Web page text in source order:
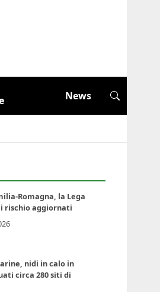
News
Romagna, la Lega
rischio aggiornati
nidi in calo in
circa 280 siti di